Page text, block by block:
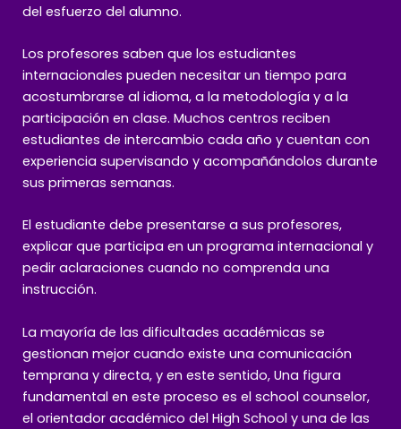
del esfuerzo del alumno.
Los profesores saben que los estudiantes
internacionales pueden necesitar un tiempo para
acostumbrarse al idioma, a la metodología y a la
participación en clase. Muchos centros reciben
estudiantes de intercambio cada año y cuentan con
experiencia supervisando y acompañándolos durante
sus primeras semanas.
El estudiante debe presentarse a sus profesores,
explicar que participa en un programa internacional y
pedir aclaraciones cuando no comprenda una
instrucción.
La mayoría de las dificultades académicas se
gestionan mejor cuando existe una comunicación
temprana y directa, y en este sentido, Una figura
fundamental en este proceso es el school counselor,
el orientador académico del High School y una de las